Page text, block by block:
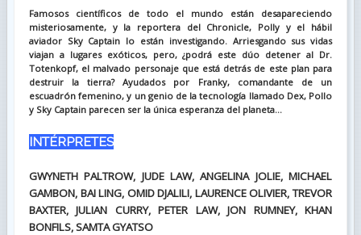
Famosos científicos de todo el mundo están desapareciendo
misteriosamente, y la reportera del Chronicle, Polly y el hábil
aviador Sky Captain lo están investigando. Arriesgando sus vidas
viajan a lugares exóticos, pero, ¿podrá este dúo detener al Dr.
Totenkopf, el malvado personaje que está detrás de este plan para
destruir la tierra? Ayudados por Franky, comandante de un
escuadrón femenino, y un genio de la tecnología llamado Dex, Pollo
y Sky Captain parecen ser la única esperanza del planeta...
INTÉRPRETES
GWYNETH PALTROW, JUDE LAW, ANGELINA JOLIE, MICHAEL
GAMBON, BAI LING, OMID DJALILI, LAURENCE OLIVIER, TREVOR
BAXTER, JULIAN CURRY, PETER LAW, JON RUMNEY, KHAN
BONFILS, SAMTA GYATSO